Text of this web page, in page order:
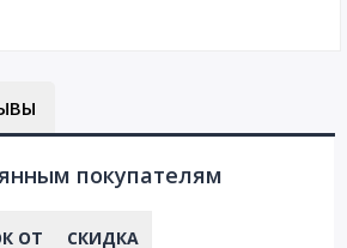
покупателям
ОТ СКИДКА